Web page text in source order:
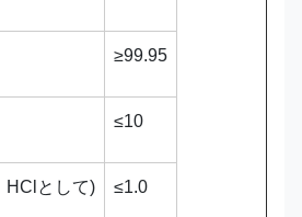
≥99.95
≤10
HClとして) ≤1.0